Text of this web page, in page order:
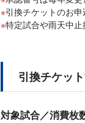
引換チケットのお
特定試合や雨天中
引換チケッ
対象試合／消費枚